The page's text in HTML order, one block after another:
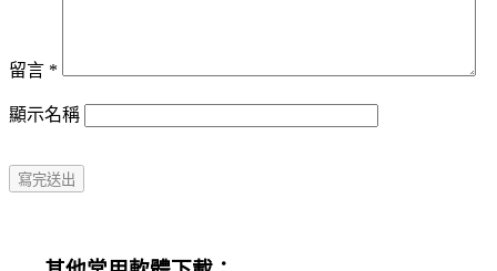
留言 *
顯示名稱